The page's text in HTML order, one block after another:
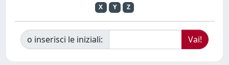
X
Y Z
o inserisci le iniziali: